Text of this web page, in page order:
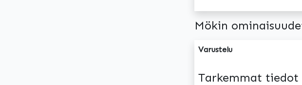
Mökin
Varustelu
Tarkemmat tiedot